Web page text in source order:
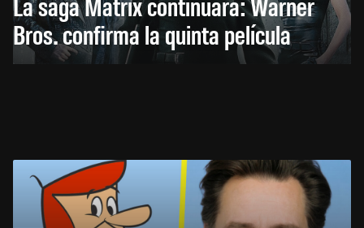
Bros. confirma la quinta película